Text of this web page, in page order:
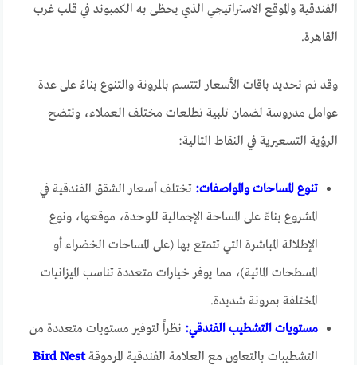
الفندقية والموقع الاستراتيجي الذي يحظى به الكمبوند في قلب غرب
القاهرة.
وقد تم تحديد باقات الأسعار لتتسم بالمرونة والتنوع بناءً على عدة
عوامل مدروسة لضمان تلبية تطلعات مختلف العملاء، وتتضح
الرؤية التسعيرية في النقاط التالية:
تنوع المساحات والمواصفات: تختلف أسعار الشقق الفندقية في
المشروع بناءً على المساحة الإجمالية للوحدة، موقعها، ونوع
الإطلالة المباشرة التي تتمتع بها (على المساحات الخضراء أو
المسطحات المائية)، مما يوفر خيارات متعددة تناسب الميزانيات
المختلفة بمرونة شديدة.
مستويات التشطيب الفندقي: نظراً لتوفير مستويات متعددة من
التشطيبات بالتعاون مع العلامة الفندقية المرموقةBird Nest